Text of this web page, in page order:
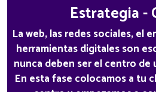
Estrategia -
La web, las redes sociales, el
herramientas digitales son
nunca deben ser el centro
En esta fase colocamos a tu